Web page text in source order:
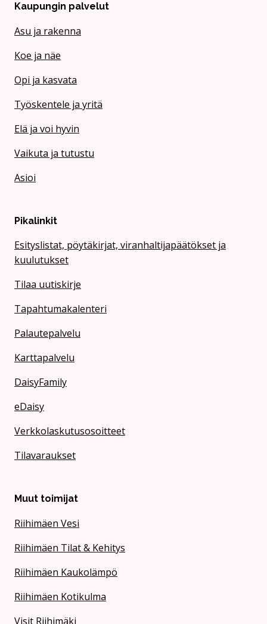
Kaupungin palvelut
Asu ja rakenna
Koe ja näe
Opi ja kasvata
Työskentele ja yritä
Elä ja voi hyvin
Vaikuta ja tutustu
Asioi
Pikalinkit
Esityslistat, pöytäkirjat, viranhaltijapäätökset ja
kuulutukset
Tilaa uutiskirje
Tapahtumakalenteri
Palautepalvelu
Karttapalvelu
DaisyFamily
eDaisy
Verkkolaskutusosoitteet
Tilavaraukset
Muut toimijat
Riihimäen Vesi
Riihimäen Tilat & Kehitys
Riihimäen Kaukolämpö
Riihimäen Kotikulma
Visit Riihimäki